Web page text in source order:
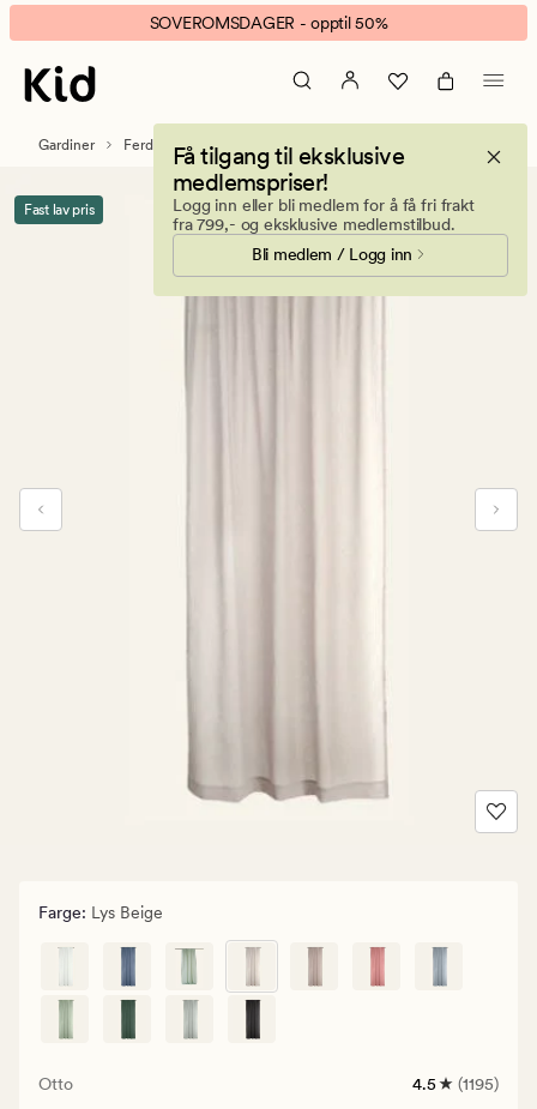
Otto
gardin
beige
banner.
Klikk
ESCAPE
pause.
SOVEROMSDAGER - opptil 50%
Få tilgang til eksklusive
medlemspriser!
Logg inn eller bli medlem for å få fri frakt
fra 799,- og eksklusive medlemstilbud.
Bli medlem / Logg inn
Gardiner Ferdigsydde gardiner
Fast lav pris
Farge: Lys Beige
Otto
1195
4.5 (1195)